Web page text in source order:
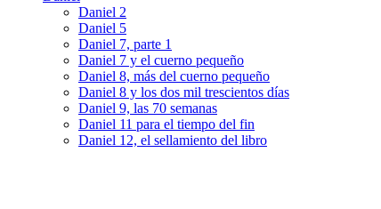
Daniel 2
Daniel 5
Daniel 7, parte 1
Daniel 7 y el cuerno pequeño
Daniel 8, más del cuerno pequeño
Daniel 8 y los dos mil trescientos días
Daniel 9, las 70 semanas
Daniel 11 para el tiempo del fin
Daniel 12, el sellamiento del libro